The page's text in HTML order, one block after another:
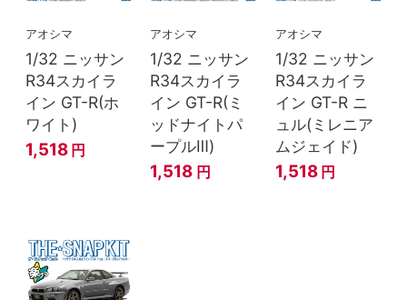
アオシマ
1/32 ニッサン
R34スカイラ
イン GT-R(ホ
ワイト)
1,518 円
アオシマ
1/32 ニッサン
R34スカイラ
イン GT-R(ミ
ッドナイトパ
ープルⅢ)
1,518 円
アオシマ
1/32 ニッサン
R34スカイラ
イン GT-R ニ
ュル(ミレニア
ムジェイド)
1,518 円